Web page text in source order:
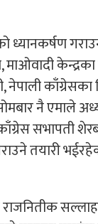
ध्यानकर्षण
नै एमाले
सभापती
तयारी
राजनितीक